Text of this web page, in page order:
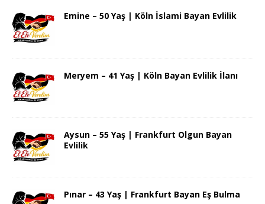
Emine – 50 Yaş | Köln İslami Bayan Evlilik
Meryem – 41 Yaş | Köln Bayan Evlilik İlanı
Aysun – 55 Yaş | Frankfurt Olgun Bayan
Evlilik
Pınar – 43 Yaş | Frankfurt Bayan Eş Bulma